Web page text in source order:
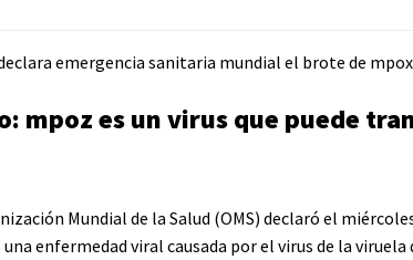
emergencia sanitaria mundial el brote de mpox
mpoz es un virus que puede
Mundial de la Salud (OMS) declaró el
enfermedad viral causada por el virus de la